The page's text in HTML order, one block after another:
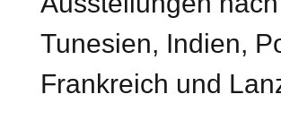
Tunesien, Indien,
Frankreich und